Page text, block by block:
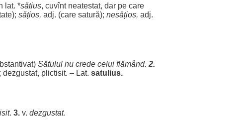
lat. *sătius, cuvînt neatestat, dar pe care
); sățios, adj. (care satură); nesățios, adj.
) Sătulul nu crede celui flămând. 2.
; dezgustat, plictisit. – Lat. satulius.
. 3. v. dezgustat.